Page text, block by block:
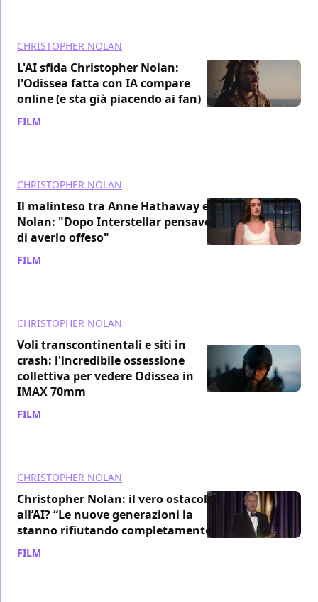
CHRISTOPHER NOLAN
L'AI sfida Christopher Nolan:
l'Odissea fatta con IA compare
online (e sta già piacendo ai fan)
FILM
CHRISTOPHER NOLAN
Il malinteso tra Anne Hathaway e
Nolan: "Dopo Interstellar pensavo
di averlo offeso"
FILM
CHRISTOPHER NOLAN
Voli transcontinentali e siti in
crash: l'incredibile ossessione
collettiva per vedere Odissea in
IMAX 70mm
FILM
CHRISTOPHER NOLAN
Christopher Nolan: il vero ostacolo
all’AI? “Le nuove generazioni la
stanno rifiutando completamente”
FILM